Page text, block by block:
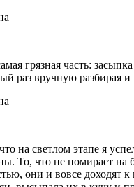
грязная часть:
раз вручную разбирая и
на светлом этапе я
То, что не помирает
они и вовсе доходят